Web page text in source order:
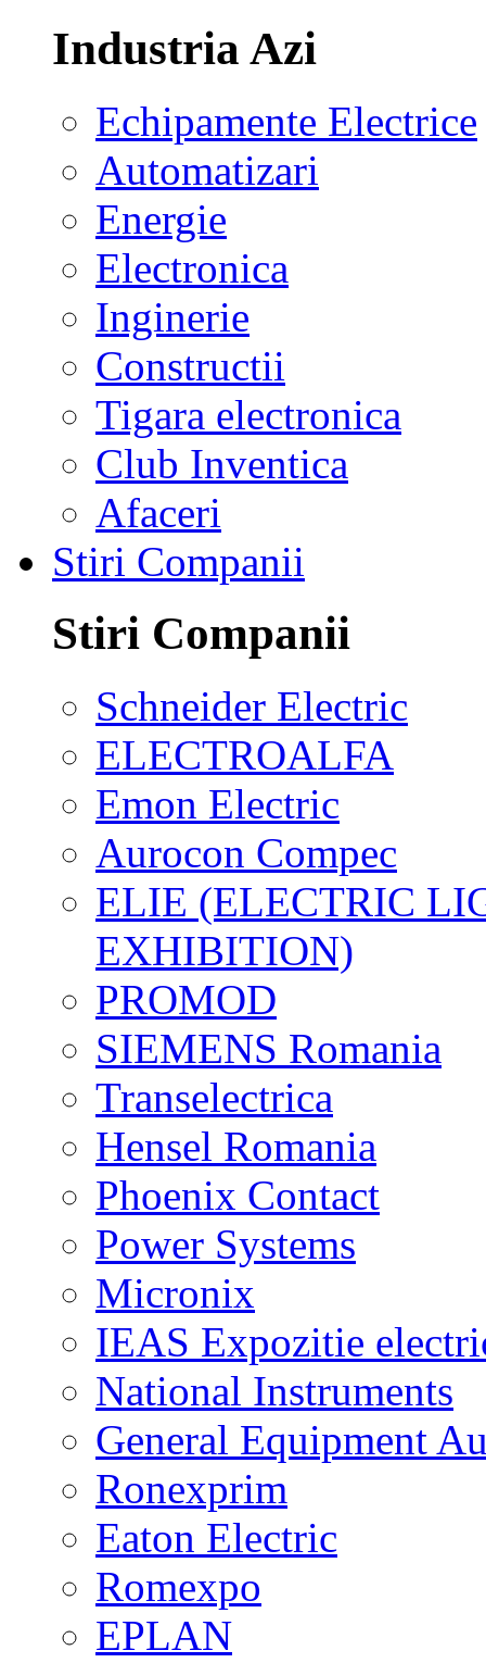
Industria Azi
Echipamente Electrice
Automatizari
Energie
Electronica
Inginerie
Constructii
Tigara electronica
Club Inventica
Afaceri
Stiri Companii
Stiri Companii
Schneider Electric
ELECTROALFA
Emon Electric
Aurocon Compec
ELIE (ELECTRIC
EXHIBITION)
PROMOD
SIEMENS Romania
Transelectrica
Hensel Romania
Phoenix Contact
Power Systems
Micronix
IEAS Expozitie
National Instruments
General Equipment
Ronexprim
Eaton Electric
Romexpo
EPLAN